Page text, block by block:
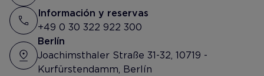
Información y reservas
+49 0 30 322 922 300
Berlín
Joachimsthaler Straße 31-32, 10719 -
Kurfürstendamm, Berlín